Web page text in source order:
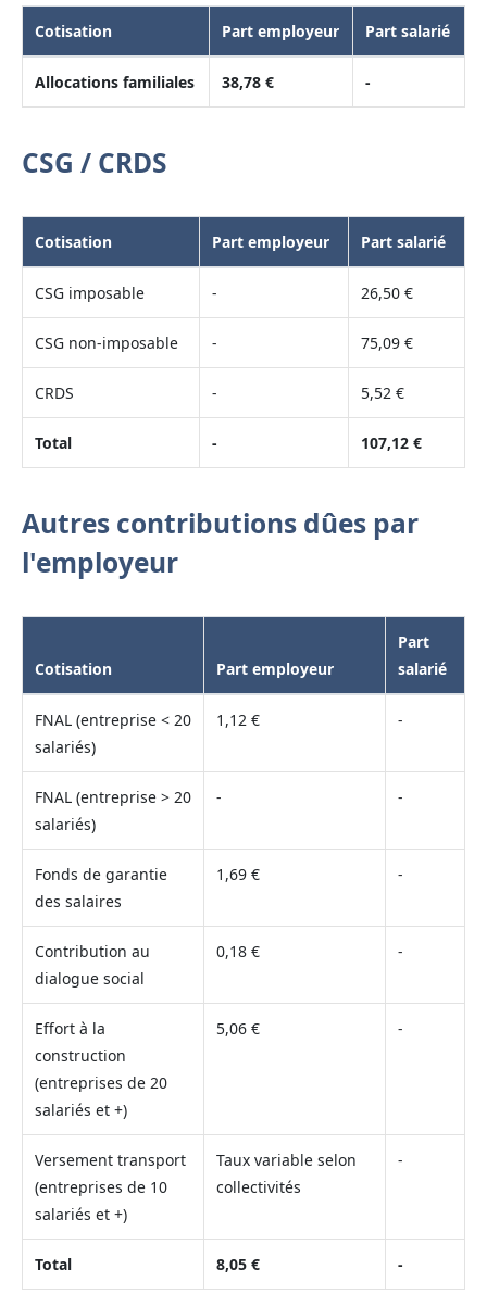
Cotisation Part employeur Part salarié
Allocations familiales 38,78 € -
CSG / CRDS
Cotisation Part employeur Part salarié
CSG imposable - 26,50 €
CSG non-imposable - 75,09 €
CRDS - 5,52 €
Total - 107,12 €
Autres contributions dûes par
l'employeur
Cotisation Part employeur
Part
salarié
FNAL (entreprise < 20
salariés)
1,12 € -
FNAL (entreprise > 20
salariés)
- -
Fonds de garantie
des salaires
1,69 € -
Contribution au
dialogue social
0,18 € -
Effort à la
construction
(entreprises de 20
salariés et +)
5,06 € -
Versement transport
(entreprises de 10
salariés et +)
Taux variable selon
collectivités
-
Total 8,05 € -